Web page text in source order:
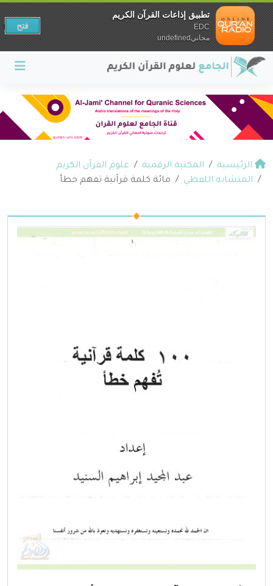
الرئيسية المكتبة الرقمية
علوم القرآن الكريم
المتشابه اللفظي
مائة كلمة قرآنية تفهم خطأ
تطبيق إذاعات القرآن الكريم
EDC
مجانيundefined
فتح